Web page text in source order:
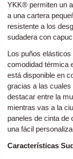
YKK® permiten un
a una cartera
resistente a los
sudadera con
Los puños
comodidad térmica
está disponible en
gracias a las
destacar entre la
mientras vas a la
paneles de cinta de
una fácil
Características